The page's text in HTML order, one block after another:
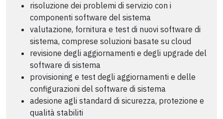
risoluzione dei problemi di servizio con i
componenti software del sistema
valutazione, fornitura e test di nuovi software di
sistema, comprese soluzioni basate su cloud
revisione degli aggiornamenti e degli upgrade del
software di sistema
provisioning e test degli aggiornamenti e delle
configurazioni del software di sistema
adesione agli standard di sicurezza, protezione e
qualità stabiliti